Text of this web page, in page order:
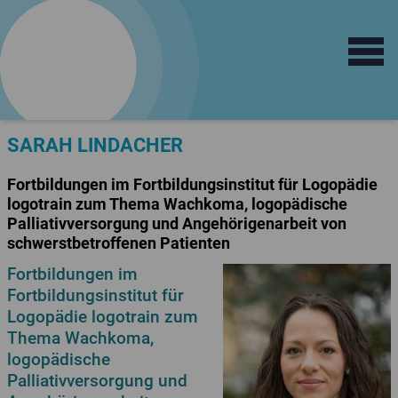
Open
SARAH LINDACHER
Fortbildungen im Fortbildungsinstitut für Logopädie
logotrain zum Thema Wachkoma, logopädische
Palliativversorgung und Angehörigenarbeit von
schwerstbetroffenen Patienten
Fortbildungen im
Fortbildungsinstitut für
Logopädie logotrain zum
Thema Wachkoma,
logopädische
Palliativversorgung und